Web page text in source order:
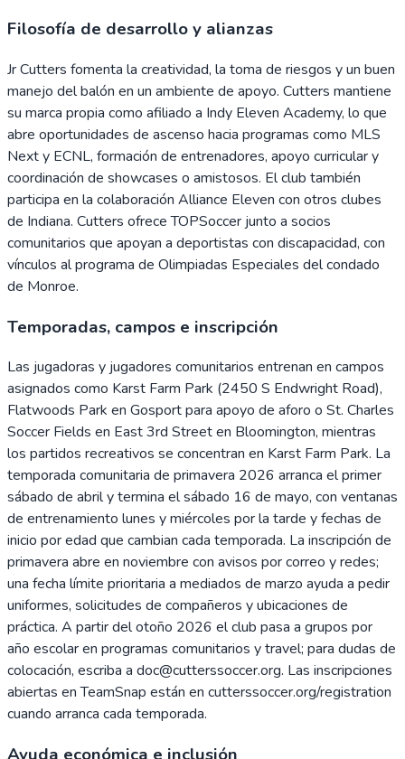
Filosofía de desarrollo y alianzas
Jr Cutters fomenta la creatividad, la toma de riesgos y un buen
manejo del balón en un ambiente de apoyo. Cutters mantiene
su marca propia como afiliado a Indy Eleven Academy, lo que
abre oportunidades de ascenso hacia programas como MLS
Next y ECNL, formación de entrenadores, apoyo curricular y
coordinación de showcases o amistosos. El club también
participa en la colaboración Alliance Eleven con otros clubes
de Indiana. Cutters ofrece TOPSoccer junto a socios
comunitarios que apoyan a deportistas con discapacidad, con
vínculos al programa de Olimpiadas Especiales del condado
de Monroe.
Temporadas, campos e inscripción
Las jugadoras y jugadores comunitarios entrenan en campos
asignados como Karst Farm Park (2450 S Endwright Road),
Flatwoods Park en Gosport para apoyo de aforo o St. Charles
Soccer Fields en East 3rd Street en Bloomington, mientras
los partidos recreativos se concentran en Karst Farm Park. La
temporada comunitaria de primavera 2026 arranca el primer
sábado de abril y termina el sábado 16 de mayo, con ventanas
de entrenamiento lunes y miércoles por la tarde y fechas de
inicio por edad que cambian cada temporada. La inscripción de
primavera abre en noviembre con avisos por correo y redes;
una fecha límite prioritaria a mediados de marzo ayuda a pedir
uniformes, solicitudes de compañeros y ubicaciones de
práctica. A partir del otoño 2026 el club pasa a grupos por
año escolar en programas comunitarios y travel; para dudas de
colocación, escriba a doc@cutterssoccer.org. Las inscripciones
abiertas en TeamSnap están en cutterssoccer.org/registration
cuando arranca cada temporada.